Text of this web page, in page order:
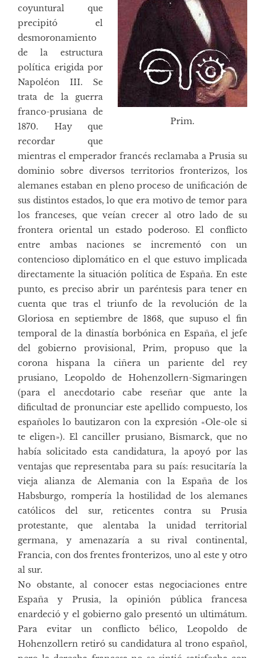
Prim.
coyuntural que
precipitó el
desmoronamiento
de la estructura
política erigida por
Napoléon III. Se
trata de la guerra
franco-prusiana de
1870. Hay que
recordar que
mientras el emperador francés reclamaba a Prusia su
dominio sobre diversos territorios fronterizos, los
alemanes estaban en pleno proceso de unificación de
sus distintos estados, lo que era motivo de temor para
los franceses, que veían crecer al otro lado de su
frontera oriental un estado poderoso. El conflicto
entre ambas naciones se incrementó con un
contencioso diplomático en el que estuvo implicada
directamente la situación política de España. En este
punto, es preciso abrir un paréntesis para tener en
cuenta que tras el triunfo de la revolución de la
Gloriosa en septiembre de 1868, que supuso el fin
temporal de la dinastía borbónica en España, el jefe
del gobierno provisional, Prim, propuso que la
corona hispana la ciñera un pariente del rey
prusiano, Leopoldo de Hohenzollern-Sigmaringen
(para el anecdotario cabe reseñar que ante la
dificultad de pronunciar este apellido compuesto, los
españoles lo bautizaron con la expresión «Ole-ole si
te eligen»). El canciller prusiano, Bismarck, que no
había solicitado esta candidatura, la apoyó por las
ventajas que representaba para su país: resucitaría la
vieja alianza de Alemania con la España de los
Habsburgo, rompería la hostilidad de los alemanes
católicos del sur, reticentes contra su Prusia
protestante, que alentaba la unidad territorial
germana, y amenazaría a su rival continental,
Francia, con dos frentes fronterizos, uno al este y otro
al sur.
No obstante, al conocer estas negociaciones entre
España y Prusia, la opinión pública francesa
enardeció y el gobierno galo presentó un ultimátum.
Para evitar un conflicto bélico, Leopoldo de
Hohenzollern retiró su candidatura al trono español,